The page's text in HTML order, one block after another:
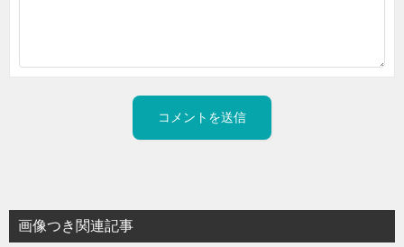
画像つき関連記事